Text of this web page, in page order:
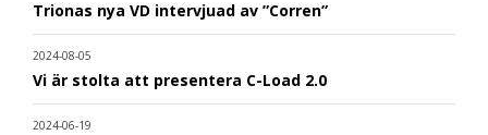
Trionas nya VD intervjuad av ”Corren”
2024-08-05
Vi är stolta att presentera C-Load 2.0
2024-06-19